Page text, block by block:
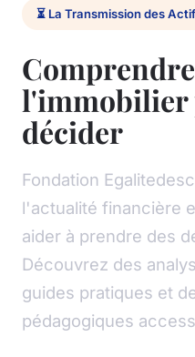
⏳ La Transmission des
l'immobilier
décider
Fondation
l'actualité financière
aider à prendre des
Découvrez des
guides pratiques et
pédagogiques